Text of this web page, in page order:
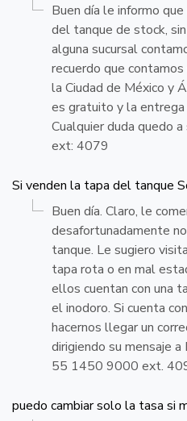
Buen día le informo
del tanque de stock,
alguna sucursal
recuerdo que
la Ciudad de México y
es gratuito y la
Cualquier duda quedo
ext: 4079
Si venden la tapa del tanque
Buen día. Claro, le
desafortunadamente
tanque. Le sugiero
tapa rota o en mal
ellos cuentan con una
el inodoro. Si cuenta
hacernos llegar un
dirigiendo su mensaje
55 1450 9000 ext.
puedo cambiar solo la tasa si